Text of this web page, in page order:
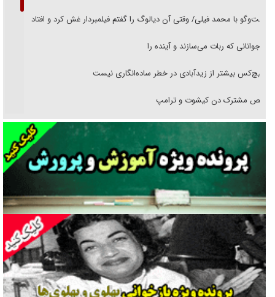
گفت‌وگو با محمد فیلی/ وقتی آن دیالوگ را گفتم فیلمبردار غش کرد و افتاد
نوجوانانی که ربات می‌سازند و آینده را
هیچ‌کس بیشتر از زیدآبادی در خطر ساده‌انگاری نیست
رقص مشترک دن کیشوت و ترامپ
دنده دولت به واگذاری مسئله‌دار ایران‌خودرو/ خصوصی‌سازی یا انحصار؟
غریزه‌ی بقا و آقای باقی و رفقا
جراحی‌های زیبایی با مدرک فوق‌دیپلم! + گفت‌وگو با متهم
گفت‌وگو با همسر یکی از شهدای جنگ رمضان/ پیکر بی‌سر شهید را از
انگشت‌های پا شناسایی کردیم
نسلی که آنلاین الگو می‌گیرد
گفت‌وگو با آیت‌الله جاودان/ جفای مخالفان مکانت معنوی رهبر شهید را